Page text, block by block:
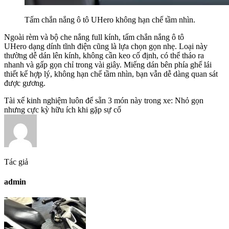
Tấm chắn nắng ô tô UHero không hạn chế tầm nhìn.
Ngoài rèm và bộ che nắng full kính, tấm chắn nắng ô tô
UHero dạng dính tĩnh điện cũng là lựa chọn gọn nhẹ. Loại này
thường dễ dán lên kính, không cần keo cố định, có thể tháo ra
nhanh và gấp gọn chỉ trong vài giây. Miếng dán bên phía ghế lái
thiết kế hợp lý, không hạn chế tầm nhìn, bạn vẫn dễ dàng quan sát
được gương.
Tài xế kinh nghiệm luôn để sẵn 3 món này trong xe: Nhỏ gọn
nhưng cực kỳ hữu ích khi gặp sự cố
Tác giả
admin